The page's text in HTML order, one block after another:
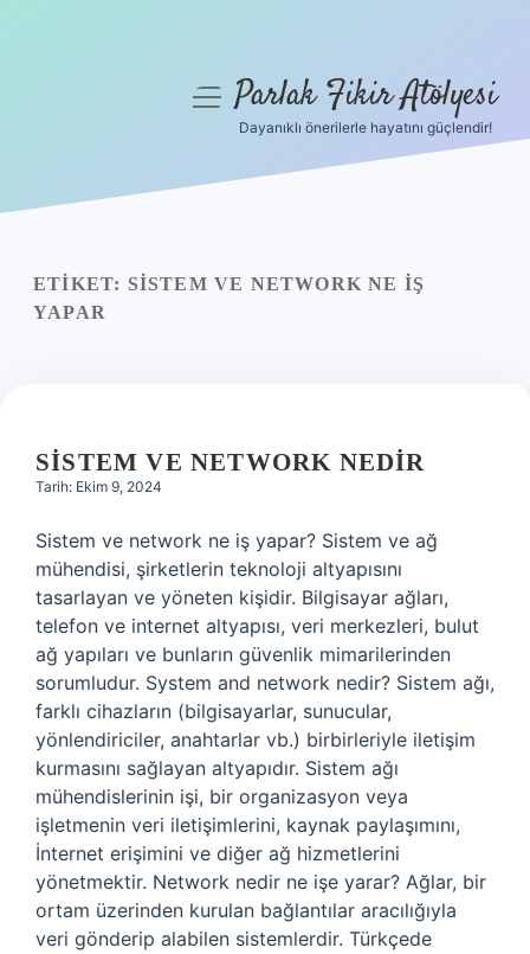
Yasal Uyarı
menüyüParlak Fikir Atölyesi
Dayanıklı önerilerle hayatını güçlendir!
ETIKET: SISTEM VE NETWORK NE IŞ
YAPAR
SISTEM VE NETWORK NEDIR
Tarih: Ekim 9, 2024
Sistem ve network ne iş yapar? Sistem ve ağ
mühendisi, şirketlerin teknoloji altyapısını
tasarlayan ve yöneten kişidir. Bilgisayar ağları,
telefon ve internet altyapısı, veri merkezleri, bulut
ağ yapıları ve bunların güvenlik mimarilerinden
sorumludur. System and network nedir? Sistem ağı,
farklı cihazların (bilgisayarlar, sunucular,
yönlendiriciler, anahtarlar vb.) birbirleriyle iletişim
kurmasını sağlayan altyapıdır. Sistem ağı
mühendislerinin işi, bir organizasyon veya
işletmenin veri iletişimlerini, kaynak paylaşımını,
İnternet erişimini ve diğer ağ hizmetlerini
yönetmektir. Network nedir ne işe yarar? Ağlar, bir
ortam üzerinden kurulan bağlantılar aracılığıyla
veri gönderip alabilen sistemlerdir. Türkçede